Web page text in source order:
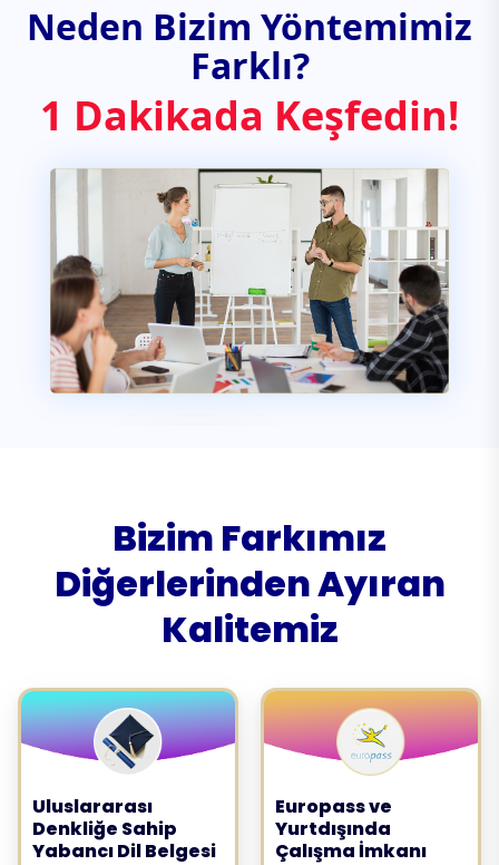
Neden Bizim Yöntemimiz
Farklı?
1 Dakikada Keşfedin!
Bizim Farkımız
Diğerlerinden Ayıran
Kalitemiz
Uluslararası
Denkliğe Sahip
Yabancı Dil Belgesi
Europass ve
Yurtdışında
Çalışma İmkanı